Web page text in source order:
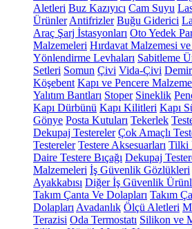
Aletleri Buz Kazıyıcı Cam Suyu
Ürünler Antifrizler Buğu Giderici
Araç Şarj İstasyonları Oto Yedek
Malzemeleri Hırdavat Malzemesi ve
Yönlendirme Levhaları Sabitleme
Setleri Somun Çivi Vida-Çivi
Köşebent Kapı ve Pencere
Yalıtım Bantları Stoper Sineklik
Kapı Dürbünü Kapı Kilitleri Kapı
Gönye Posta Kutuları Tekerlek
Dekupaj Testereler Çok Amaçlı
Testereler Testere Aksesuarları Tilki
Daire Testere Bıçağı Dekupaj
Malzemeleri İş Güvenlik Gözlükleri
Ayakkabısı Diğer İş Güvenlik
Takım Çanta Ve Dolapları Takım
Dolapları Avadanlık Ölçü Aletleri
Terazisi Oda Termostatı Silikon ve